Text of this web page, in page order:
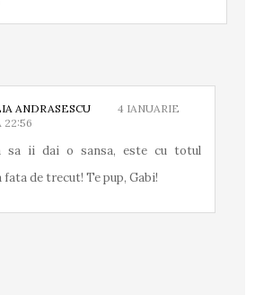
ANDRASESCU
4 IANUARIE
22:56
sa ii dai o sansa, este cu totul
fata de trecut! Te pup, Gabi!